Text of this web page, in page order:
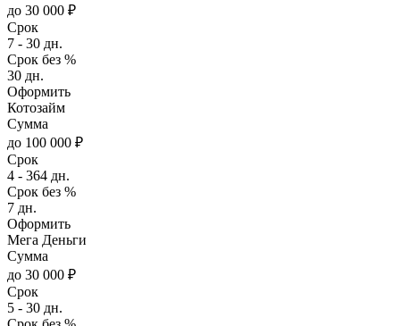
до 30 000 ₽
Срок
7 - 30 дн.
Срок без %
30 дн.
Оформить
Котозайм
Сумма
до 100 000 ₽
Срок
4 - 364 дн.
Срок без %
7 дн.
Оформить
Мега Деньги
Сумма
до 30 000 ₽
Срок
5 - 30 дн.